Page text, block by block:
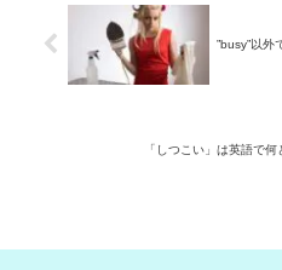
”busy”以外
「しつこい」は英語で何